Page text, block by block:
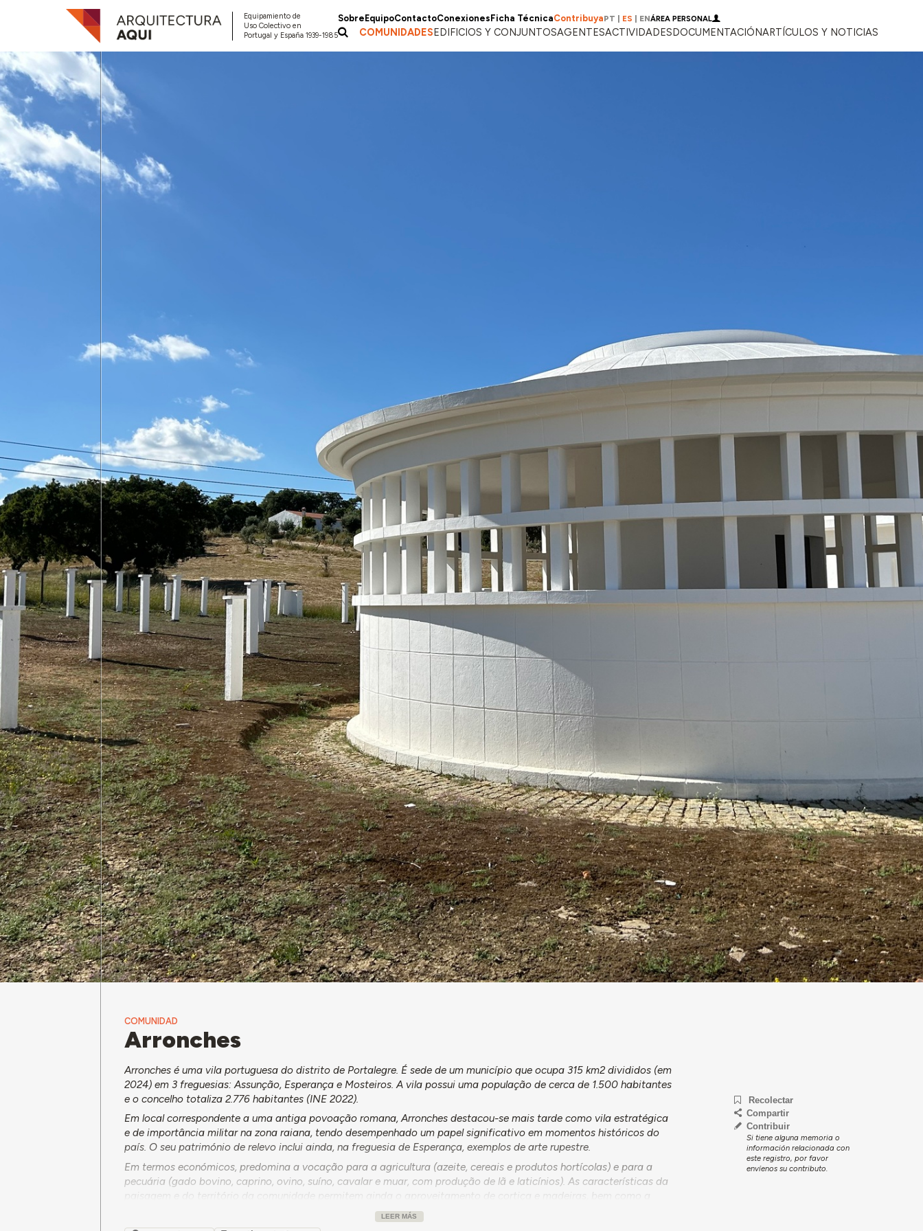
Equipamiento de
Uso Colectivo en
Portugal y España 1939-1985
Sobre EquipoContactoConexiones Ficha TécnicaContribuyaPT ES ENÁREA PERSONAL
COMUNIDADESEDIFICIOS Y CONJUNTOSAGENTESACTIVIDADESDOCUMENTACIÓNARTÍCULOS Y NOTICIAS
COMUNIDAD
Arronches
Arronches é uma vila portuguesa do distrito de Portalegre. É sede de um município que ocupa 315 km2 divididos (em
2024) em 3 freguesias: Assunção, Esperança e Mosteiros. A vila possui uma população de cerca de 1.500 habitantes
e o concelho totaliza 2.776 habitantes (INE 2022).
Em local correspondente a uma antiga povoação romana, Arronches destacou-se mais tarde como vila estratégica
e de importância militar na zona raiana, tendo desempenhado um papel significativo em momentos históricos do
país. O seu património de relevo inclui ainda, na freguesia de Esperança, exemplos de arte rupestre.
Em termos económicos, predomina a vocação para a agricultura (azeite, cereais e produtos hortícolas) e para a
pecuária (gado bovino, caprino, ovino, suíno, cavalar e muar, com produção de lã e laticínios). As características da
paisagem e do território da comunidade permitem ainda o aproveitamento de cortiça e madeiras, bem como a
extração de mármore rosa e barro e o potencial de exploração mineira.
LEER MÁS
Recolectar
Compartir
Contribuir
Si tiene alguna memoria o
información relacionada con
este registro, por favor
envíenos su contributo.